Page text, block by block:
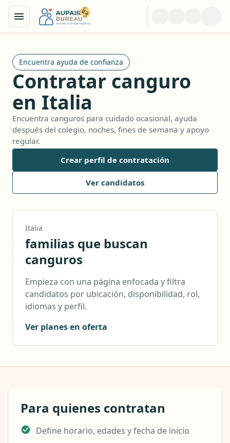
Encuentra ayuda de confianza
Contratar canguro
en Italia
Encuentra canguros para cuidado ocasional, ayuda
después del colegio, noches, fines de semana y apoyo
regular.
Crear perfil de contratación
Ver candidatos
Italia
familias que buscan
canguros
Empieza con una página enfocada y filtra
candidatos por ubicación, disponibilidad, rol,
idiomas y perfil.
Ver planes en oferta
Para quienes contratan
Define horario, edades y fecha de inicio